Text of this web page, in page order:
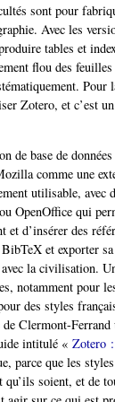
sont pour
Avec les
tables et
flou des
Zotero, et c’est
de base de
comme une
utilisable, avec
OpenOffice qui
d’insérer des
et exporter
la civilisation.
notamment pour
des styles
Clermont-Ferrand
intitulé « Zotero
parce que les
qu’ils soient, et de